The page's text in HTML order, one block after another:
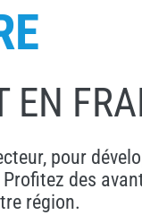
EN
pour
des
région.